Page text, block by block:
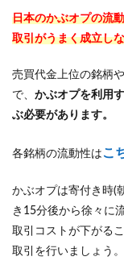
日本のかぶオプの流
取引がうまく成立し
売買代金上位の銘柄
で、 かぶオプを利用
ぶ必要があります。
各銘柄の流動性は こ
かぶオプは寄付き時(
き15分後から徐々に
取引コストが下がる
取引を行いましょう。